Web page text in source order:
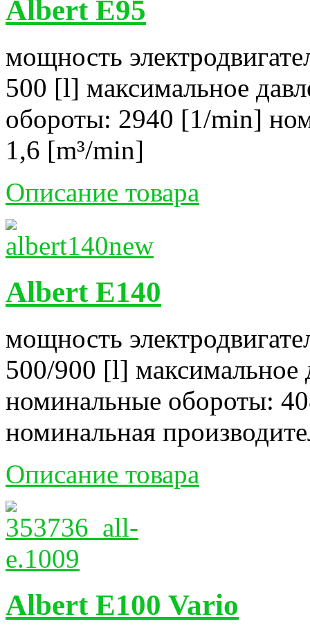
Albert E95
мощность
500 [l] максимальное
обороты: 2940 [1/min]
1,6 [m³/min]
Описание товара
Albert E140
мощность
500/900 [l] максимальное
номинальные обороты:
номинальная
Описание товара
Albert E100 Vario